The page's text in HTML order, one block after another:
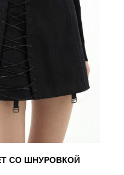
СО ШНУРОВКОЙ